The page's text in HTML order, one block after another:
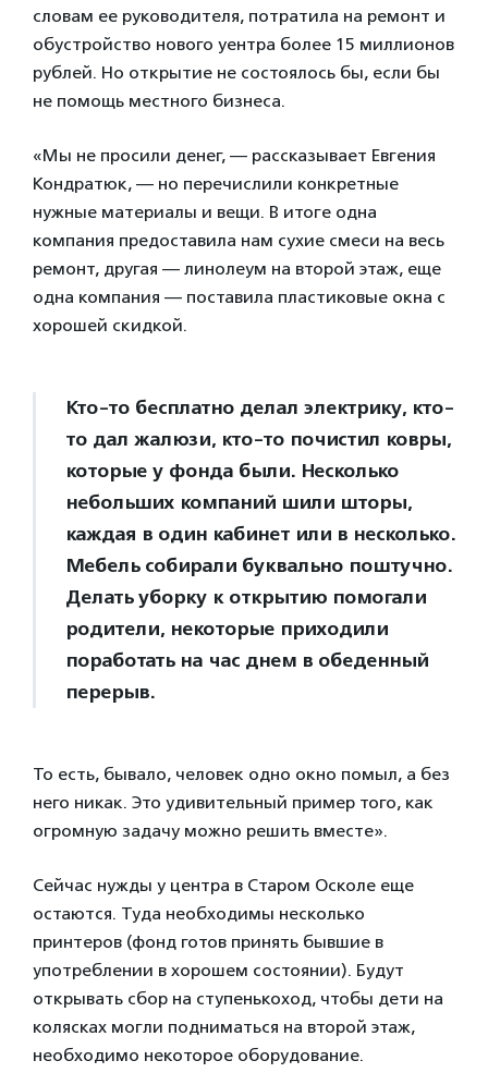
словам ее руководителя, потратила на ремонт и
обустройство нового уентра более 15 миллионов
рублей. Но открытие не состоялось бы, если бы
не помощь местного бизнеса.
«Мы не просили денег, — рассказывает Евгения
Кондратюк, — но перечислили конкретные
нужные материалы и вещи. В итоге одна
компания предоставила нам сухие смеси на весь
ремонт, другая — линолеум на второй этаж, еще
одна компания — поставила пластиковые окна с
хорошей скидкой.
Кто-то бесплатно делал электрику, кто-
то дал жалюзи, кто-то почистил ковры,
которые у фонда были. Несколько
небольших компаний шили шторы,
каждая в один кабинет или в несколько.
Мебель собирали буквально поштучно.
Делать уборку к открытию помогали
родители, некоторые приходили
поработать на час днем в обеденный
перерыв.
То есть, бывало, человек одно окно помыл, а без
него никак. Это удивительный пример того, как
огромную задачу можно решить вместе».
Сейчас нужды у центра в Старом Осколе еще
остаются. Туда необходимы несколько
принтеров (фонд готов принять бывшие в
употреблении в хорошем состоянии). Будут
открывать сбор на ступенькоход, чтобы дети на
колясках могли подниматься на второй этаж,
необходимо некоторое оборудование.